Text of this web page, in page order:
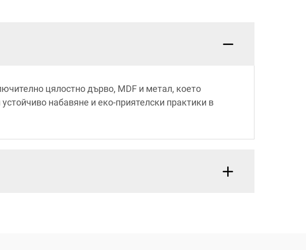
цялостно дърво, MDF и метал, което
набавяне и еко-приятелски практики в